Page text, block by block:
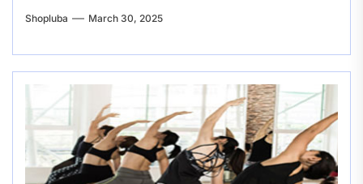
Shopluba March 30, 2025